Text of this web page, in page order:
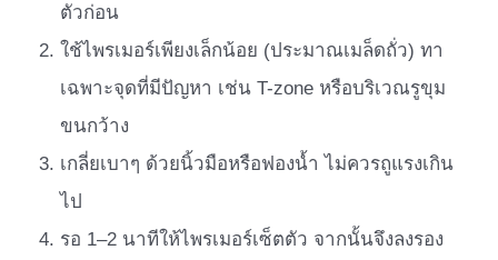
ตัวก่อน
ใช้ไพรเมอร์เพียงเล็กน้อย (ประมาณเมล็ดถั่ว) ทา
เฉพาะจุดที่มีปัญหา เช่น T-zone หรือบริเวณรูขุม
ขนกว้าง
เกลี่ยเบาๆ ด้วยนิ้วมือหรือฟองน้ำ ไม่ควรถูแรงเกิน
ไป
รอ 1–2 นาทีให้ไพรเมอร์เซ็ตตัว จากนั้นจึงลงรอง